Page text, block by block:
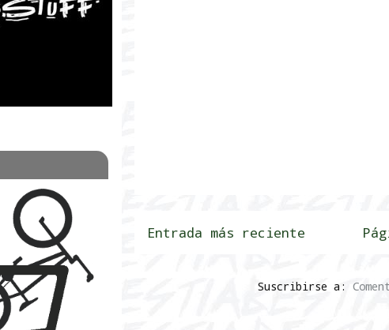
Entrada más reciente
Suscribirse a: